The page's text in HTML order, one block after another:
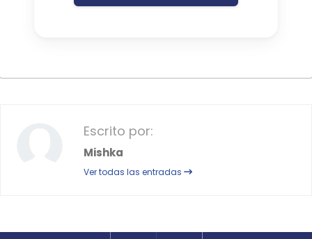
Escrito por:
Mishka
Ver todas las entradas